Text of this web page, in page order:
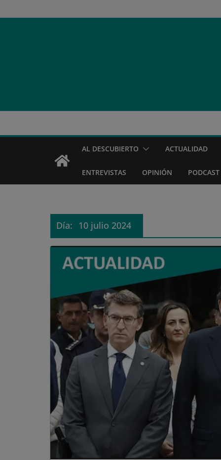
al
AL DESCUBIERTO ACTUALIDAD
ENTREVISTAS OPINIÓN PODCAST
Día: 10 julio 2024